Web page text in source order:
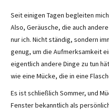
Seit einigen Tagen begleiten
Also, Geräusche, die auch
nur ich. Nicht ständig, sondern
genug, um die Aufmerksamkeit
eigentlich andere Dinge zu tun
wie eine Mücke, die in eine
Es ist schließlich Sommer, und
Fenster bekanntlich als